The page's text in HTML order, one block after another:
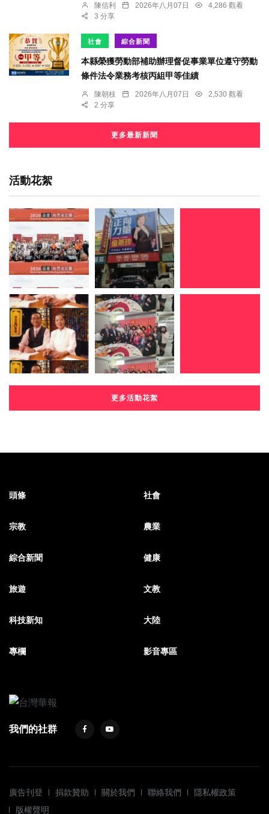
陳信利 2026年八月07日
4,286 觀看
3 分享
社會 綜合新聞
本縣榮獲勞動部補助辦理督促事業單位遵守勞動
條件法令業務考核丙組甲等佳績
陳朝枝 2026年八月07日
2,530 觀看
2 分享
更多最新新聞
活動花絮
更多活動花絮
頭條 社會
宗教 農業
綜合新聞 健康
旅遊 文教
科技新知 大陸
專欄 影音專區
我們的社群
廣告刊登 捐款贊助 關於我們 聯絡我們
隱私權政策
版權聲明